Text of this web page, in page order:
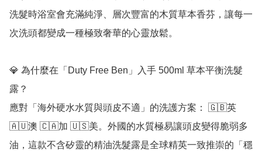
洗髮時浴室會充滿純淨、層次豐富的木質草本香芬，讓每一
次洗頭都變成一種極致奢華的心靈放鬆。
💎 為什麼在「Duty Free Ben」入手 500ml 草本平衡洗髮
露？
應對「海外硬水水質與頭皮不適」的洗護方案： 🇬🇧英
🇦🇺澳 🇨🇦加 🇺🇸美。外國的水質極易讓頭皮變得脆弱多
油，這款不含矽靈的精油洗髮露是全球精英一致推崇的「穩